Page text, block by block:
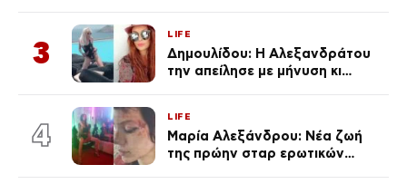
3
LIFE
Δημουλίδου: Η Αλεξανδράτου
την απείλησε με μήνυση κι
ποια είσαι σοκαρίστικα»
4
LIFE
Μαρία Αλεξάνδρου: Νέα ζωή
της πρώην σταρ ερωτικών